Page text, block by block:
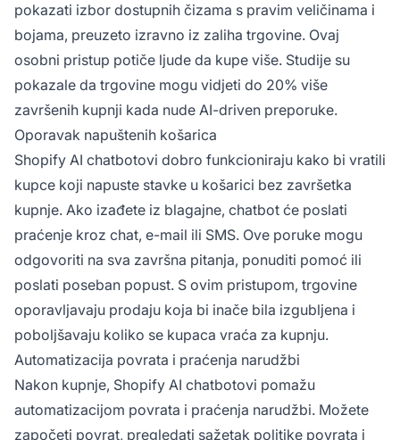
pokazati izbor dostupnih čizama s pravim veličinama i
bojama, preuzeto izravno iz zaliha trgovine. Ovaj
osobni pristup potiče ljude da kupe više. Studije su
pokazale da trgovine mogu vidjeti do 20% više
završenih kupnji kada nude AI-driven preporuke.
Oporavak napuštenih košarica
Shopify AI chatbotovi dobro funkcioniraju kako bi vratili
kupce koji napuste stavke u košarici bez završetka
kupnje. Ako izađete iz blagajne, chatbot će poslati
praćenje kroz chat, e-mail ili SMS. Ove poruke mogu
odgovoriti na sva završna pitanja, ponuditi pomoć ili
poslati poseban popust. S ovim pristupom, trgovine
oporavljavaju prodaju koja bi inače bila izgubljena i
poboljšavaju koliko se kupaca vraća za kupnju.
Automatizacija povrata i praćenja narudžbi
Nakon kupnje, Shopify AI chatbotovi pomažu
automatizacijom povrata i praćenja narudžbi. Možete
započeti povrat, pregledati sažetak politike povrata i